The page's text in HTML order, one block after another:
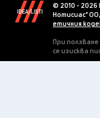
© 2010 - 2026
Нотисиас"
етичния
При
се изисква